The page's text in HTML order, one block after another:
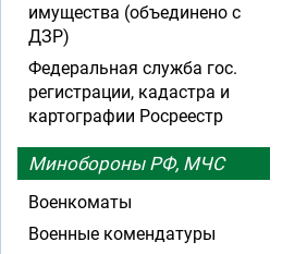
имущества (объединено с
ДЗР)
Федеральная служба гос.
регистрации, кадастра и
картографии Росреестр
Минобороны РФ, МЧС
Военкоматы
Военные комендатуры